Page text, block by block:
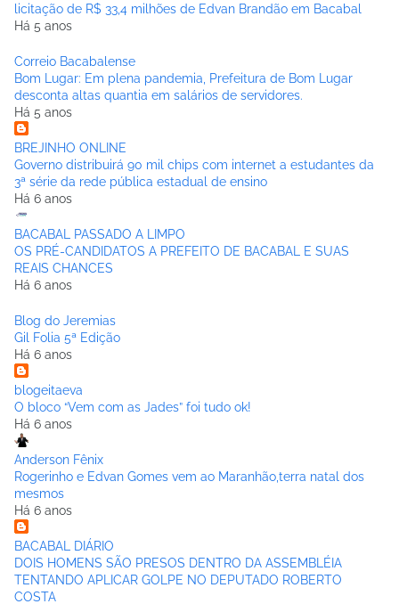
licitação de R$ 33,4 milhões de Edvan Brandão em Bacabal
Há 5 anos
Correio Bacabalense
Bom Lugar: Em plena pandemia, Prefeitura de Bom Lugar
desconta altas quantia em salários de servidores.
Há 5 anos
BREJINHO ONLINE
Governo distribuirá 90 mil chips com internet a estudantes da
3ª série da rede pública estadual de ensino
Há 6 anos
BACABAL PASSADO A LIMPO
OS PRÉ-CANDIDATOS A PREFEITO DE BACABAL E SUAS
REAIS CHANCES
Há 6 anos
Blog do Jeremias
Gil Folia 5ª Edição
Há 6 anos
blogeitaeva
O bloco “Vem com as Jades” foi tudo ok!
Há 6 anos
Anderson Fênix
Rogerinho e Edvan Gomes vem ao Maranhão,terra natal dos
mesmos
Há 6 anos
BACABAL DIÁRIO
DOIS HOMENS SÃO PRESOS DENTRO DA ASSEMBLÉIA
TENTANDO APLICAR GOLPE NO DEPUTADO ROBERTO
COSTA